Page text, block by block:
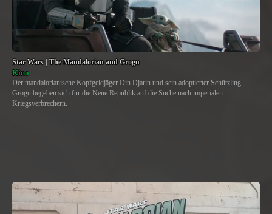
Star Wars | The Mandalorian and Grogu
Kino
Der mandalorianische Kopfgeldjäger Din Djarin und sein adoptierter Schützling
Grogu begeben sich für die Neue Republik auf die Suche nach imperialen
Kriegsverbrechern.